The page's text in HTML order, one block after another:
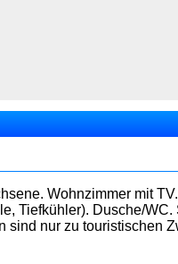
Wohnzimmer mit
Tiefkühler). Dusche/
sind nur zu touristischen